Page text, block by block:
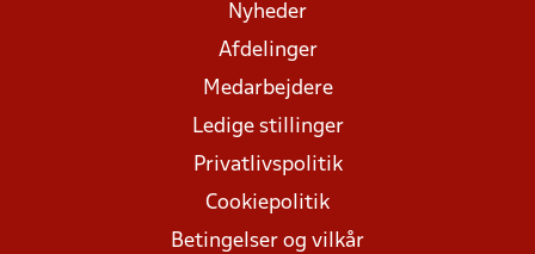
Nyheder
Afdelinger
Medarbejdere
Ledige stillinger
Privatlivspolitik
Cookiepolitik
Betingelser og vilkår